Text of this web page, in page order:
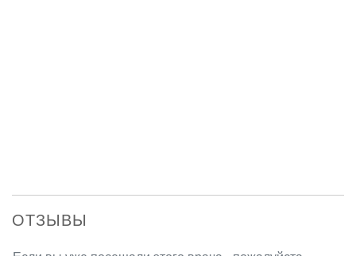
ОТЗЫВЫ